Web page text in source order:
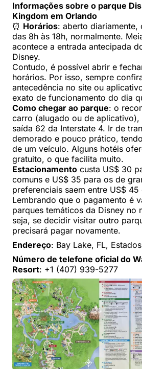
Informações sobre o parque
Kingdom em Orlando
⏰️ Horários: aberto diariamente,
das 8h às 18h, normalmente.
acontece a entrada antecipada
Disney.
Contudo, é possível abrir e
horários. Por isso, sempre
antecedência no site ou
exato de funcionamento do dia
Como chegar ao parque: o
carro (alugado ou de aplicativo),
saída 62 da Interstate 4. Ir de
demorado e pouco prático,
de um veículo. Alguns hotéis
gratuito, o que facilita muito.
Estacionamento custa US$ 30
comuns e US$ 35 para os de
preferenciais saem entre US$ 45
Lembrando que o pagamento é
parques temáticos da Disney no
seja, se decidir visitar outro
precisará pagar novamente.
Endereço: Bay Lake, FL,
Número de telefone oficial do
Resort: +1 (407) 939-5277